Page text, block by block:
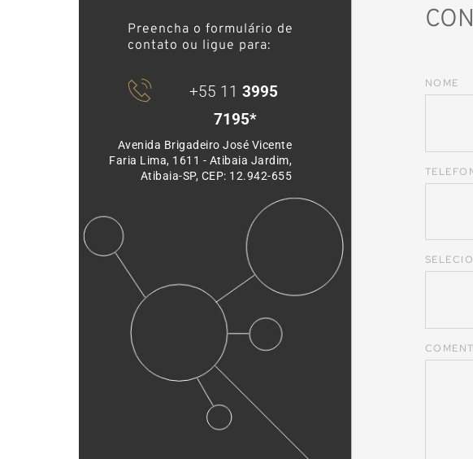
Preencha o formulário de
contato ou ligue para:
+55 11 3995
7195*
Avenida Brigadeiro José Vicente
Faria Lima, 1611 - Atibaia Jardim,
Atibaia-SP, CEP: 12.942-655
NOME